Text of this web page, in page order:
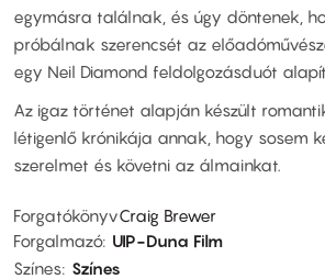
egymásra találnak, és úgy döntenek,
próbálnak szerencsét az
egy Neil Diamond feldolgozásduót
Az igaz történet alapján készült
létigenlő krónikája annak, hogy sosem
szerelmet és követni az álmainkat.
ForgatókönyvCraig Brewer
Forgalmazó UIP-Duna Film
Színes Színes